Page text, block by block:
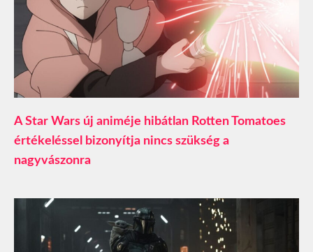
A Star Wars új animéje hibátlan Rotten Tomatoes
értékeléssel bizonyítja nincs szükség a
nagyvászonra